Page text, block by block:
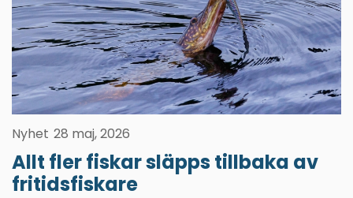
Nyhet 28 maj, 2026
Allt fler fiskar släpps tillbaka av
fritidsfiskare